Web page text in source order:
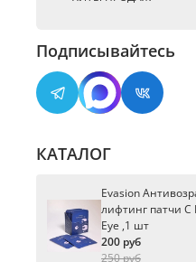
Подписывайтесь
КАТАЛОГ
Evasion
лифтинг патчи
Eye ,1 шт
200 руб
250 руб